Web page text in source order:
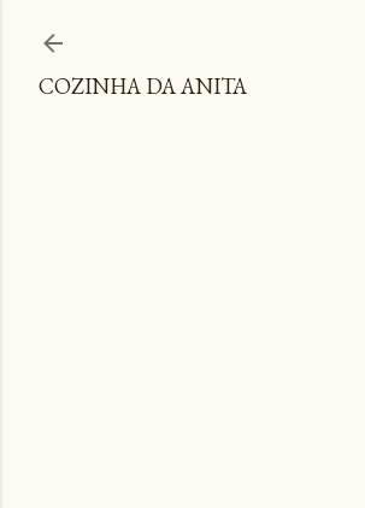
COZINHA DA ANITA